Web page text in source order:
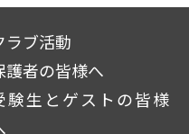
ラブ活動
護者の皆様へ
験生とゲストの皆様